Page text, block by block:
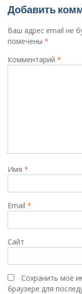
Добавить
Ваш адрес email не
помечены *
Комментарий *
Имя *
Email *
Сайт
Сохранить моё
браузере для